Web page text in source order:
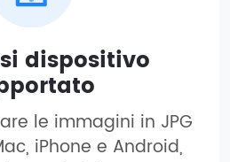
dispositivo
le immagini in JPG
iPhone e Android,